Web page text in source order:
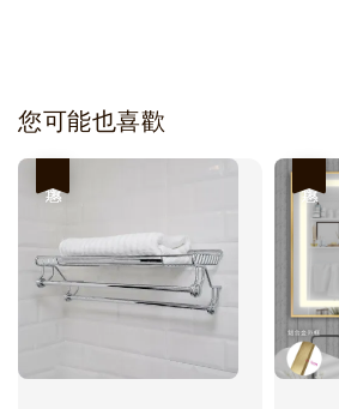
您可能也喜歡